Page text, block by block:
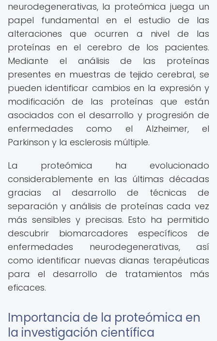
neurodegenerativas, la proteómica juega un
papel fundamental en el estudio de las
alteraciones que ocurren a nivel de las
proteínas en el cerebro de los pacientes.
Mediante el análisis de las proteínas
presentes en muestras de tejido cerebral, se
pueden identificar cambios en la expresión y
modificación de las proteínas que están
asociados con el desarrollo y progresión de
enfermedades como el Alzheimer, el
Parkinson y la esclerosis múltiple.
La proteómica ha evolucionado
considerablemente en las últimas décadas
gracias al desarrollo de técnicas de
separación y análisis de proteínas cada vez
más sensibles y precisas. Esto ha permitido
descubrir biomarcadores específicos de
enfermedades neurodegenerativas, así
como identificar nuevas dianas terapéuticas
para el desarrollo de tratamientos más
eficaces.
Importancia de la proteómica en
la investigación científica